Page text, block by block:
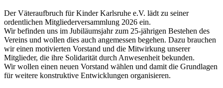
Der Väteraufbruch für Kinder Karlsruhe e.V. lädt zu seiner
ordentlichen Mitgliederversammlung 2026 ein.
Wir befinden uns im Jubiläumsjahr zum 25-jährigen Bestehen des
Vereins und wollen dies auch angemessen begehen. Dazu brauchen
wir einen motivierten Vorstand und die Mitwirkung unserer
Mitglieder, die ihre Solidarität durch Anwesenheit bekunden.
Wir wollen einen neuen Vorstand wählen und damit die Grundlagen
für weitere konstruktive Entwicklungen organisieren.